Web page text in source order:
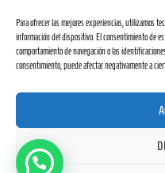
Para ofrecer las mejores experiencias, utilizamos
información del dispositivo. El consentimiento de
comportamiento de navegación o las
consentimiento, puede afectar negativamente a
Web financiada por la Unión Europea